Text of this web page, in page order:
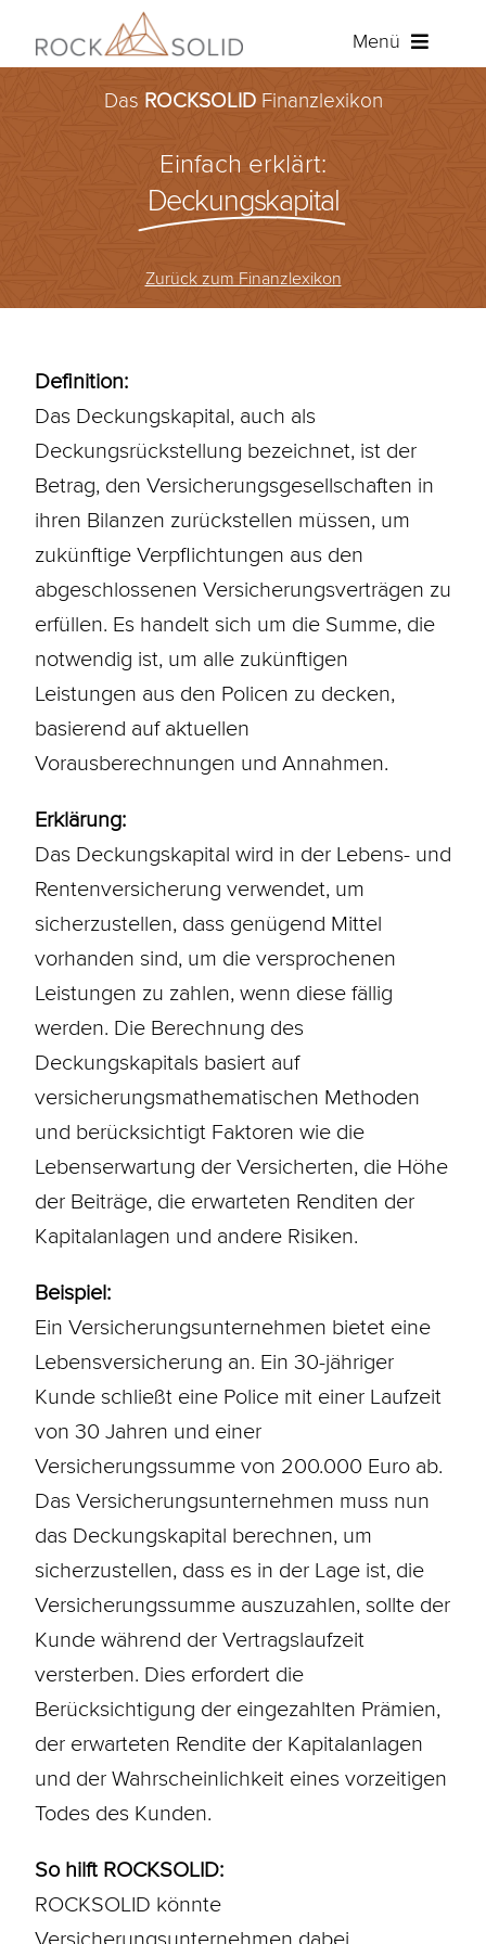
Inhalt
Menü
Baufinanzierung
Ratenkredit
Über ROCKSOLID
Kundenportal
Das ROCKSOLIDFinanzlexikon
Einfach erklärt:
Deckungskapital
Zurück zum Finanzlexikon
Definition:
Das Deckungskapital, auch als
Deckungsrückstellung bezeichnet, ist der
Betrag, den Versicherungsgesellschaften in
ihren Bilanzen zurückstellen müssen, um
zukünftige Verpflichtungen aus den
abgeschlossenen Versicherungsverträgen zu
erfüllen. Es handelt sich um die Summe, die
notwendig ist, um alle zukünftigen
Leistungen aus den Policen zu decken,
basierend auf aktuellen
Vorausberechnungen und Annahmen.
Erklärung:
Das Deckungskapital wird in der Lebens- und
Rentenversicherung verwendet, um
sicherzustellen, dass genügend Mittel
vorhanden sind, um die versprochenen
Leistungen zu zahlen, wenn diese fällig
werden. Die Berechnung des
Deckungskapitals basiert auf
versicherungsmathematischen Methoden
und berücksichtigt Faktoren wie die
Lebenserwartung der Versicherten, die Höhe
der Beiträge, die erwarteten Renditen der
Kapitalanlagen und andere Risiken.
Beispiel:
Ein Versicherungsunternehmen bietet eine
Lebensversicherung an. Ein 30-jähriger
Kunde schließt eine Police mit einer Laufzeit
von 30 Jahren und einer
Versicherungssummevon 200.000 Euro ab.
Das Versicherungsunternehmen muss nun
das Deckungskapital berechnen, um
sicherzustellen, dass es in der Lage ist, die
Versicherungssummeauszuzahlen, sollte der
Kunde während der Vertragslaufzeit
versterben. Dies erfordert die
Berücksichtigung der eingezahlten Prämien,
der erwarteten Rendite der Kapitalanlagen
und der Wahrscheinlichkeit eines vorzeitigen
Todes des Kunden.
So hilft ROCKSOLID:
ROCKSOLID könnte
Versicherungsunternehmen dabei